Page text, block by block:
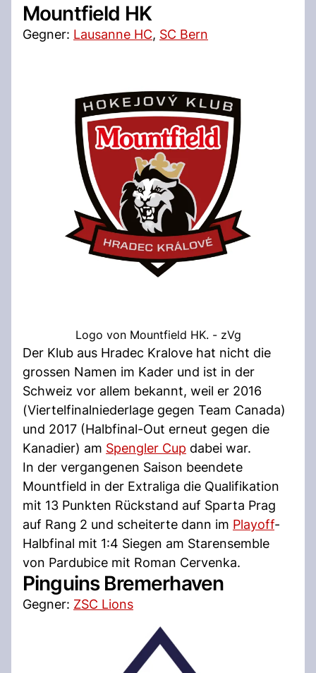
Mountfield HK
Gegner: Lausanne HC, SC Bern
Logo von Mountfield HK. - zVg
Der Klub aus Hradec Kralove hat nicht die
grossen Namen im Kader und ist in der
Schweiz vor allem bekannt, weil er 2016
(Viertelfinalniederlage gegen Team Canada)
und 2017 (Halbfinal-Out erneut gegen die
Kanadier) am Spengler Cup dabei war.
In der vergangenen Saison beendete
Mountfield in der Extraliga die Qualifikation
mit 13 Punkten Rückstand auf Sparta Prag
auf Rang 2 und scheiterte dann im Playoff-
Halbfinal mit 1:4 Siegen am Starensemble
von Pardubice mit Roman Cervenka.
Pinguins Bremerhaven
Gegner: ZSC Lions